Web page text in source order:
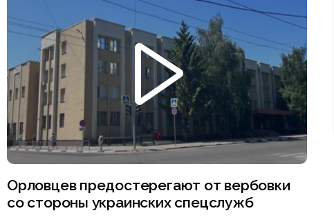
Орловцев предостерегают от вербовки
со стороны украинских спецслужб